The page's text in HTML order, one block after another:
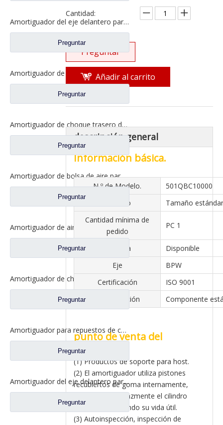
Amortiguador del eje delantero para repuestos de camiones JAC 54300-H050
Preguntar
Amortiguador de choque delantero de cabina para repuestos de camiones JAC 86831Y4010
Preguntar
Amortiguador de choque trasero del airbag para los recambios 5004190Y8010 del camión JAC
Preguntar
Amortiguador de bolsa de aire para repuestos de camiones Volvo 1V9144
Preguntar
Preguntar
Amortiguador de choque del airbag de la suspensión trasera del taxi para los recambios 64106-Y40D0 del camión de JAC
Preguntar
Amortiguador para repuestos de camiones CAMC 29AP5-05010
Preguntar
Amortiguador del eje delantero para repuestos de camiones CAMC 29FD-05010
Preguntar
Cantidad:
Preguntar
Añadir al carrito
descripción general
Información básica.
N º de Modelo.
501QBC10000
Tamaño
Tamaño
Cantidad mínima de
pedido
PC 1
Muestra
Disponible
Eje
BPW
Certificación
ISO 9001
Especificación
Componente
punto de venta del
producto
(1) Productos de soporte para host.
(2) El amortiguador utiliza pistones
recubiertos de goma internamente,
protegiendo eficazmente el cilindro
interior y mejorando su vida útil.
(3) Autoinspección, inspección de